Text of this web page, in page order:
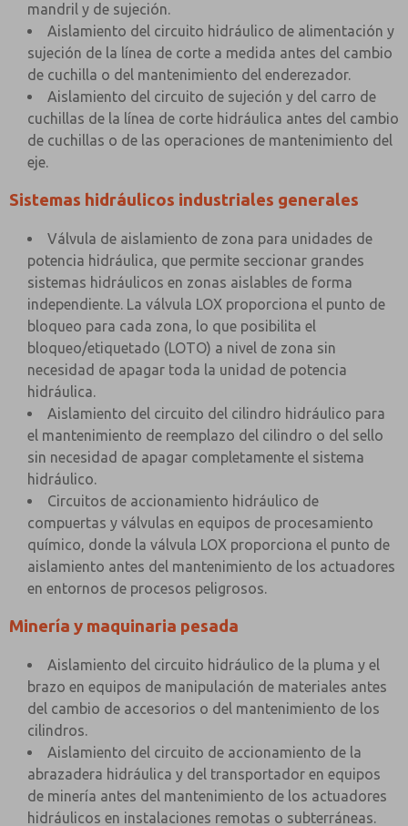
mandril y de sujeción.
Aislamiento del circuito hidráulico de alimentación y
sujeción de la línea de corte a medida antes del cambio
de cuchilla o del mantenimiento del enderezador.
Aislamiento del circuito de sujeción y del carro de
cuchillas de la línea de corte hidráulica antes del cambio
de cuchillas o de las operaciones de mantenimiento del
eje.
Sistemas hidráulicos industriales generales
Válvula de aislamiento de zona para unidades de
potencia hidráulica, que permite seccionar grandes
sistemas hidráulicos en zonas aislables de forma
independiente. La válvula LOX proporciona el punto de
bloqueo para cada zona, lo que posibilita el
bloqueo/etiquetado (LOTO) a nivel de zona sin
necesidad de apagar toda la unidad de potencia
hidráulica.
Aislamiento del circuito del cilindro hidráulico para
el mantenimiento de reemplazo del cilindro o del sello
sin necesidad de apagar completamente el sistema
hidráulico.
Circuitos de accionamiento hidráulico de
compuertas y válvulas en equipos de procesamiento
químico, donde la válvula LOX proporciona el punto de
aislamiento antes del mantenimiento de los actuadores
en entornos de procesos peligrosos.
Minería y maquinaria pesada
Aislamiento del circuito hidráulico de la pluma y el
brazo en equipos de manipulación de materiales antes
del cambio de accesorios o del mantenimiento de los
cilindros.
Aislamiento del circuito de accionamiento de la
abrazadera hidráulica y del transportador en equipos
de minería antes del mantenimiento de los actuadores
hidráulicos en instalaciones remotas o subterráneas.